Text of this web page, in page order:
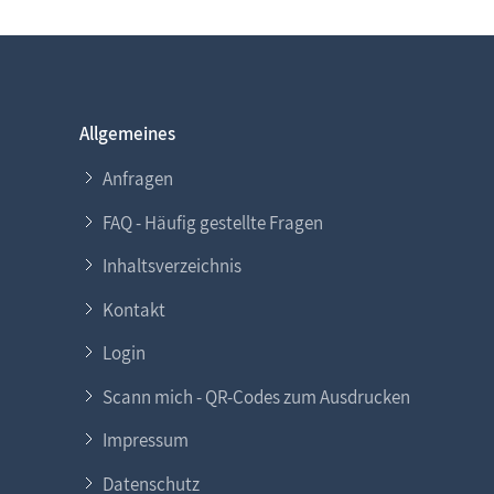
Allgemeines
Anfragen
FAQ - Häufig gestellte Fragen
Inhaltsverzeichnis
Kontakt
Login
Scann mich - QR-Codes zum Ausdrucken
Impressum
Datenschutz